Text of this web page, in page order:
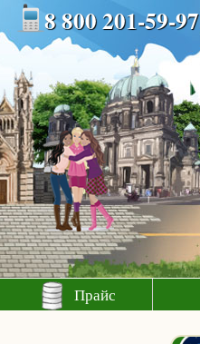
8 800 201-59-97
Прайс